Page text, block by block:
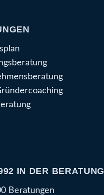
IN DER BERATUNG
Beratungen